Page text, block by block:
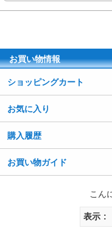
お買い物情報
ショッピングカート
お気に入り
購入履歴
お買い物ガイド
こん
表示